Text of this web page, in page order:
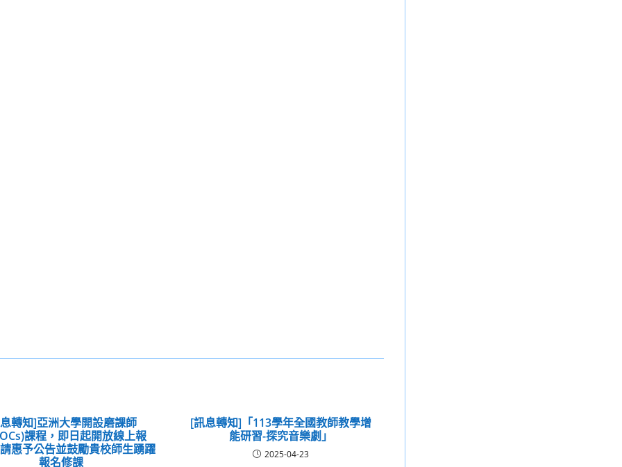
轉知]亞洲大學開設磨課師
課程，即日起開放線上報
惠予公告並鼓勵貴校師生踴躍
報名修課
[訊息轉知]「113學年全國教師教學增
能研習-探究音樂劇」
2025-04-23